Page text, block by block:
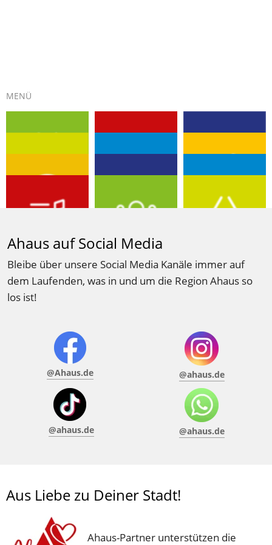
MENÜ
Ahaus auf Social Media
Bleibe über unsere Social Media Kanäle immer auf
dem Laufenden, was in und um die Region Ahaus so
los ist!
@Ahaus.de @ahaus.de
@ahaus.de @ahaus.de
Aus Liebe zu Deiner Stadt!
Ahaus-Partner unterstützen die